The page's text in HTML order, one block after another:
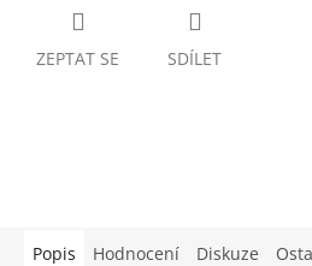
ZEPTAT SE SDÍLET
Popis Hodnocení Diskuze